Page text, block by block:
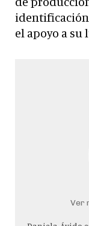
el apoyo a su
Ver